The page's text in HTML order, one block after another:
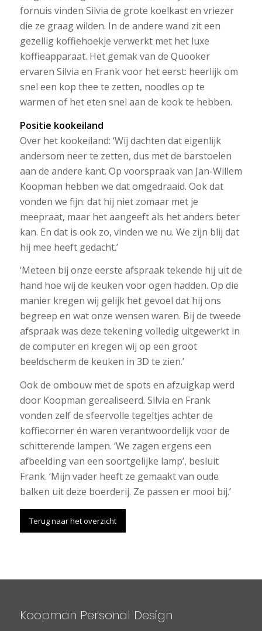
fornuis vinden Silvia de grote koelkast en vriezer
die ze graag wilden. In de andere wand zit een
gezellig koffiehoekje verwerkt met het luxe
koffieapparaat. Het gemak van de Quooker
ervaren Silvia en Frank voor het eerst: heerlijk om
snel een kop thee te zetten, noodles op te
warmen of het eten snel aan de kook te hebben.
Positie kookeiland
Over het kookeiland: ‘Wij dachten dat eigenlijk
andersom neer te zetten, dus met de barstoelen
aan de andere kant. Op voorspraak van Jan-Willem
Koopman hebben we dat omgedraaid. Ook dat
vonden we fijn: dat hij niet zomaar met je
meepraat, maar het aangeeft als het anders beter
kan. En dat is ook zo, vinden we nu. We zijn blij dat
hij mee heeft gedacht.’
‘Meteen bij onze eerste afspraak tekende hij uit de
hand hoe wij de keuken voor ogen hadden. Op die
manier kregen wij gelijk het gevoel dat hij ons
begreep en wat onze wensen waren. Bij de tweede
afspraak was deze tekening volledig uitgewerkt in
de computer en kregen wij op een groot
beeldscherm de keuken in 3D te zien.’
Ook de ombouw met de spots en afzuigkap werd
door Koopman gerealiseerd. Silvia en Frank
vonden zelf de sfeervolle tegeltjes achter de
koffiecorner én waren verantwoordelijk voor de
schitterende lampen. ‘We zagen ergens een
afbeelding van een soortgelijke lamp’, besluit
Frank. ‘Mijn vader heeft ze gemaakt van oude
balken uit deze boerderij. Ze passen er mooi bij.’
Terug naar het overzicht
Koopman Personal Design